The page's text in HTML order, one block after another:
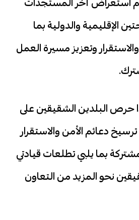
الإقليمية والدولية بما
وتعزيز مسيرة العمل
حرص البلدين الشقيقين على
دعائم الأمن والاستقرار
بما يلبي تطلعات قيادتي
نحو المزيد من التعاون